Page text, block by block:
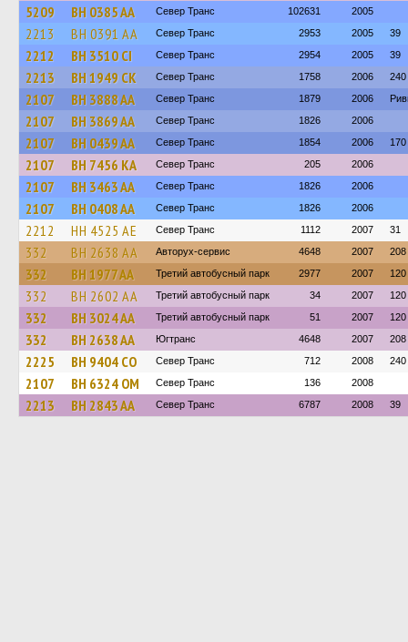
5209 BH 0385 AA Север Транс 102631 2005
2213 BH 0391 AA Север Транс 2953 2005 39
2212 BH 3510 CI Север Транс 2954 2005 39
2213 BH 1949 CK Север Транс 1758 2006 240
2107 BH 3888 AA Север Транс 1879 2006
2107 BH 3869 AA Север Транс 1826 2006
2107 BH 0439 AA Север Транс 1854 2006 170
2107 BH 7456 KA Север Транс 205 2006
2107 BH 3463 AA Север Транс 1826 2006
2107 BH 0408 AA Север Транс 1826 2006
2212 HH 4525 AE Север Транс 1112 2007 31
332 BH 2638 AA Авторух-сервис 4648 2007 208
332 BH 1977 AA Третий автобусный парк 2977 2007 120
332 BH 2602 AA Третий автобусный парк 34 2007 120
332 BH 3024 AA Третий автобусный парк 51 2007 120
332 BH 2638 AA Югтранс 4648 2007 208
2225 BH 9404 CO Север Транс 712 2008 240
2107 BH 6324 OM Север Транс 136 2008
2213 BH 2843 AA Север Транс 6787 2008 39